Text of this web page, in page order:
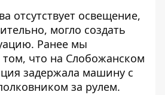
отсутствует освещение,
могло создать
Ранее мы
том, что на Слобожанском
задержала машину с
за рулем.